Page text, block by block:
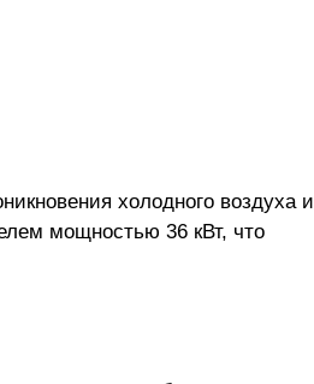
холодного воздуха и
мощностью 36 кВт, что